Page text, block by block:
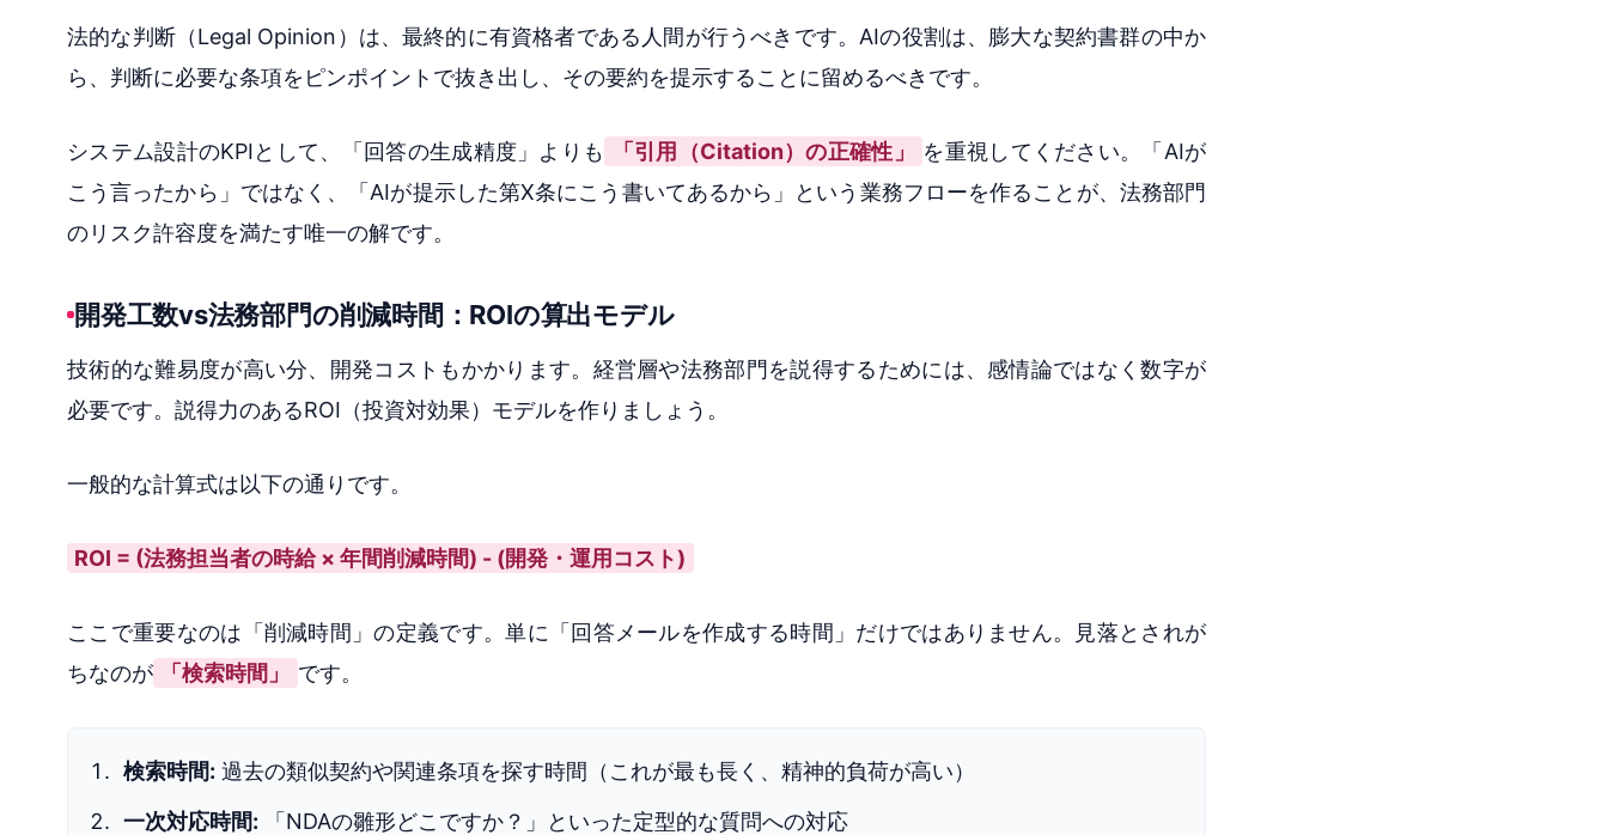
法的な判断（Legal Opinion）は、最終的に有資格者である人間が行うべきです。AIの役割は、膨大な契約書群の中か
ら、判断に必要な条項をピンポイントで抜き出し、その要約を提示することに留めるべきです。
システム設計のKPIとして、「回答の生成精度」よりも 「引用（Citation）の正確性」
を重視してください。「AIが
こう言ったから」ではなく、「AIが提示した第X条にこう書いてあるから」という業務フローを作ることが、法務部門
のリスク許容度を満たす唯一の解です。
開発工数vs法務部門の削減時間：ROIの算出モデル
技術的な難易度が高い分、開発コストもかかります。経営層や法務部門を説得するためには、感情論ではなく数字が
必要です。説得力のあるROI（投資対効果）モデルを作りましょう。
一般的な計算式は以下の通りです。
ROI = (法務担当者の時給 × 年間削減時間) - (開発・運用コスト)
ここで重要なのは「削減時間」の定義です。単に「回答メールを作成する時間」だけではありません。見落とされが
ちなのが
「検索時間」 です。
検索時間: 過去の類似契約や関連条項を探す時間（これが最も長く、精神的負荷が高い）
一次対応時間: 「NDAの雛形どこですか？」といった定型的な質問への対応